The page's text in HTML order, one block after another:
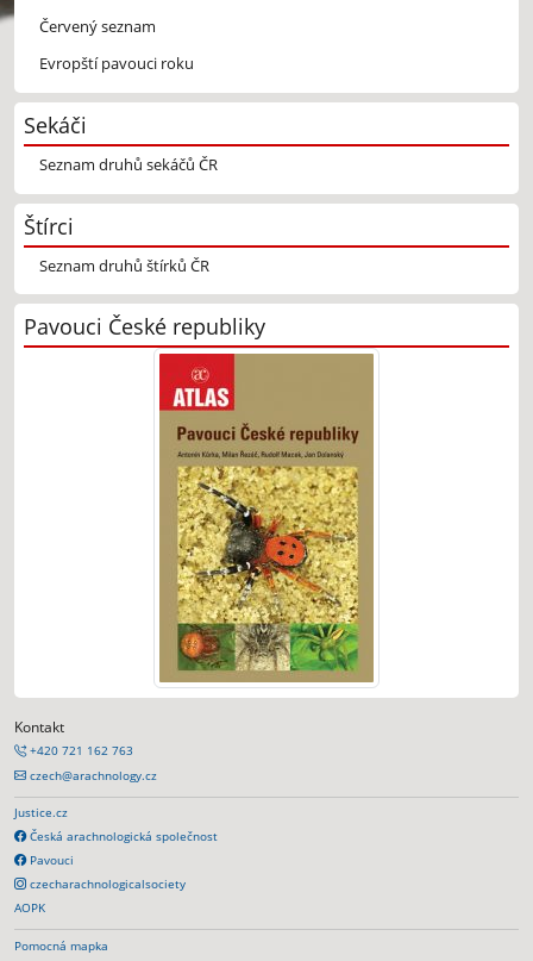
Červený seznam
Evropští pavouci roku
Sekáči
Seznam druhů sekáčů ČR
Štírci
Seznam druhů štírků ČR
Pavouci České republiky
Kontakt
+420 721 162 763
czech@arachnology.cz
Justice.cz
Česká arachnologická společnost
Pavouci
czecharachnologicalsociety
AOPK
Pomocná mapka